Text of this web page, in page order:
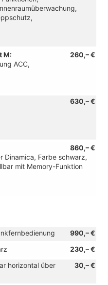
260,– €
M:
ACC,
630,– €
860,– €
Dinamica, Farbe schwarz,
mit Memory-Funktion
990,– €
230,– €
30,– €
horizontal über